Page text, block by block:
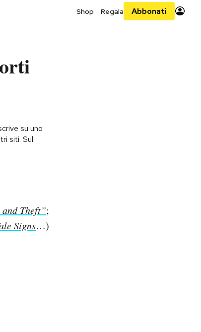
Shop Regala Abbonati
su uno
siti. Sul
and Theft”;
Signs…)